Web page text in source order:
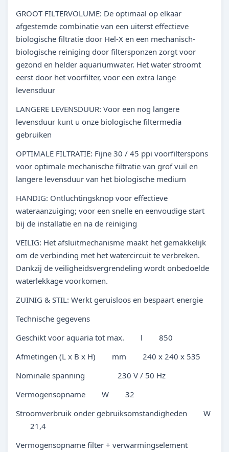
GROOT FILTERVOLUME: De optimaal op elkaar
afgestemde combinatie van een uiterst effectieve
biologische filtratie door Hel-X en een mechanisch-
biologische reiniging door filtersponzen zorgt voor
gezond en helder aquariumwater. Het water stroomt
eerst door het voorfilter, voor een extra lange
levensduur
LANGERE LEVENSDUUR: Voor een nog langere
levensduur kunt u onze biologische filtermedia
gebruiken
OPTIMALE FILTRATIE: Fijne 30 / 45 ppi voorfilterspons
voor optimale mechanische filtratie van grof vuil en
langere levensduur van het biologische medium
HANDIG: Ontluchtingsknop voor effectieve
wateraanzuiging; voor een snelle en eenvoudige start
bij de installatie en na de reiniging
VEILIG: Het afsluitmechanisme maakt het gemakkelijk
om de verbinding met het watercircuit te verbreken.
Dankzij de veiligheidsvergrendeling wordt onbedoelde
waterlekkage voorkomen.
ZUINIG & STIL: Werkt geruisloos en bespaart energie
Technische gegevens
Geschikt voor aquaria tot max. l 850
Afmetingen (L x B x H) mm 240 x 240 x 535
Nominale spanning 230 V / 50 Hz
Vermogensopname W 32
Stroomverbruik onder gebruiksomstandigheden W
21,4
Vermogensopname filter + verwarmingselement